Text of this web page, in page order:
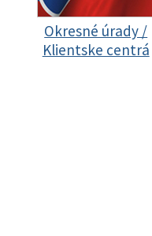
Okresné úrady /
Klientske centrá